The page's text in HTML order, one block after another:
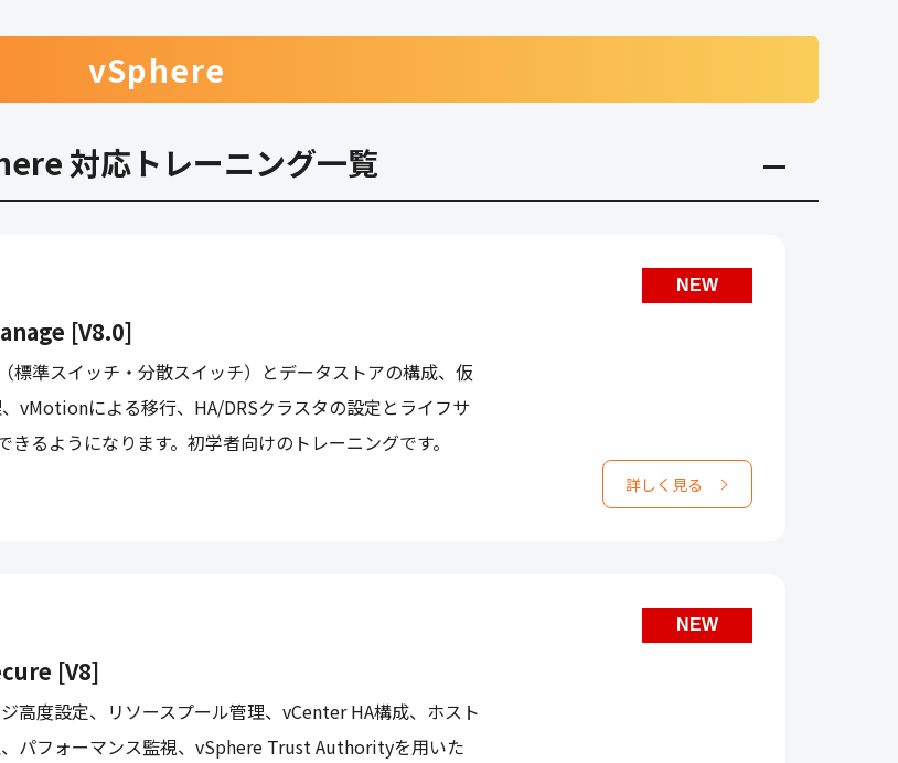
vSphere
対応トレーニング一覧
[V8.0]
準スイッチ・分散スイッチ）とデータストアの構成、仮
vMotionによる移行、HA/DRSクラスタの設定とライフサ
るようになります。初学者向けのトレーニングです。
NEW
詳しく見る
[V8]
高度設定、リソースプール管理、vCenter HA構成、ホスト
パフォーマンス監視、vSphere Trust Authorityを用いた
NEW